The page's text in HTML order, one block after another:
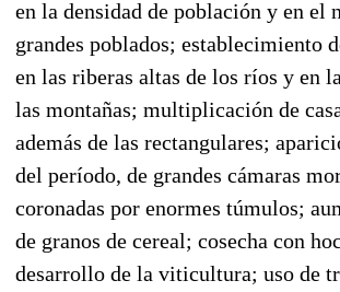
en la densidad de población y en el
grandes poblados; establecimiento
en las riberas altas de los ríos y en
las montañas; multiplicación de
además de las rectangulares;
del período, de grandes cámaras
coronadas por enormes túmulos;
de granos de cereal; cosecha con
desarrollo de la viticultura; uso de